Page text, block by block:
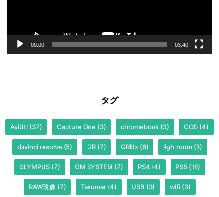
00:00 03:40
タグ
AviUtl (37) Capture One (3) chromebook (3) COD (4)
davinci resolve (5) GR(7) GRⅢx(6) lightroom(8)
OLYMPUS(7) OM SYSTEM (7) PS4 (4) PS5(16)
RAW現像 (7) Takumar(4) USB (3) wifi(3)